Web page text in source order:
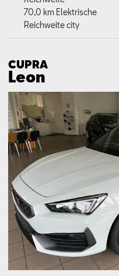
70,0 km Elektrische
Reichweite city
CUPRA
Leon